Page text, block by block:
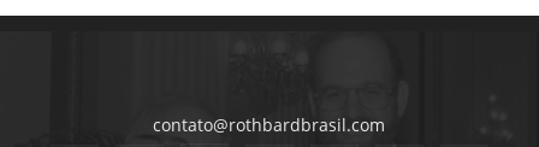
contato@rothbardbrasil.com